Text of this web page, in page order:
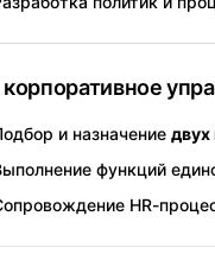
корпоративное
и назначение
функций
HR-